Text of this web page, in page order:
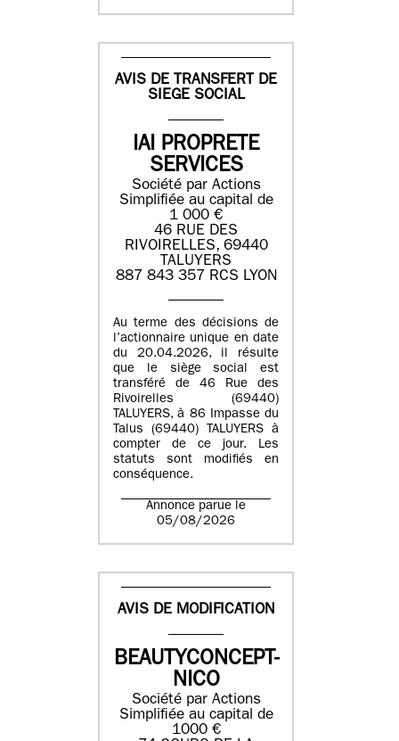
AVIS DE TRANSFERT DE
SIEGE SOCIAL
IAI PROPRETE
SERVICES
Société par Actions
Simplifiée au capital de
1 000 €
46 RUE DES
RIVOIRELLES, 69440
TALUYERS
887 843 357 RCS LYON
Au terme des décisions de
l’actionnaire unique en date
du 20.04.2026, il résulte
que le siège social est
transféré de 46 Rue des
Rivoirelles (69440)
TALUYERS, à 86 Impasse du
Talus (69440) TALUYERS à
compter de ce jour. Les
statuts sont modifiés en
conséquence.
Annonce parue le
05/08/2026
AVIS DE MODIFICATION
BEAUTYCONCEPT-
NICO
Société par Actions
Simplifiée au capital de
1000 €